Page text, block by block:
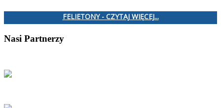
FELIETONY - CZYTAJ WIĘCEJ...
Nasi Partnerzy